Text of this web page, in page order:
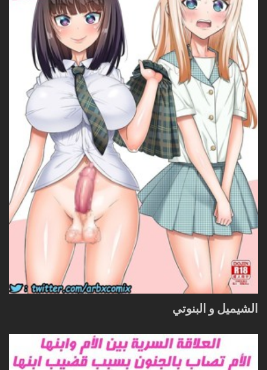
الشيميل و البنوتي